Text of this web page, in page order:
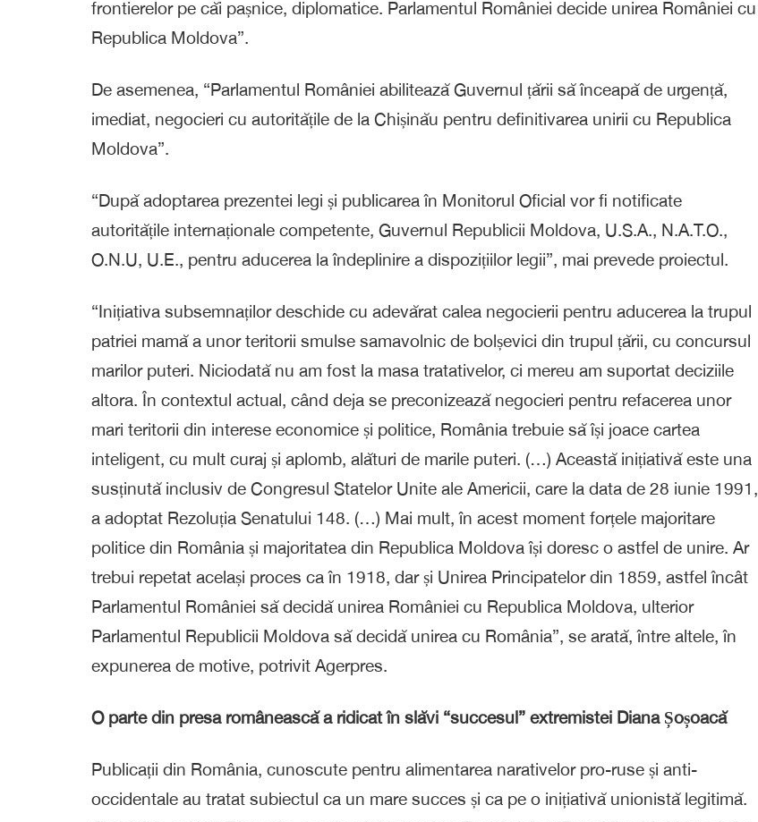
frontierelor pe căi pașnice, diplomatice. Parlamentul României decide unirea României cu
Republica Moldova”.
De asemenea, “Parlamentul României abilitează Guvernul țării să înceapă de urgență,
imediat, negocieri cu autoritățile de la Chișinău pentru definitivarea unirii cu Republica
Moldova”.
“După adoptarea prezentei legi și publicarea în Monitorul Oficial vor fi notificate
autoritățile internaționale competente, Guvernul Republicii Moldova, U.S.A., N.A.T.O.,
O.N.U, U.E., pentru aducerea la îndeplinire a dispozițiilor legii”, mai prevede proiectul.
“Inițiativa subsemnaților deschide cu adevărat calea negocierii pentru aducerea la trupul
patriei mamă a unor teritorii smulse samavolnic de bolșevici din trupul țării, cu concursul
marilor puteri. Niciodată nu am fost la masa tratativelor, ci mereu am suportat deciziile
altora. În contextul actual, când deja se preconizează negocieri pentru refacerea unor
mari teritorii din interese economice și politice, România trebuie să își joace cartea
inteligent, cu mult curaj și aplomb, alături de marile puteri. (…) Această inițiativă este una
susținută inclusiv de Congresul Statelor Unite ale Americii, care la data de 28 iunie 1991,
a adoptat Rezoluția Senatului 148. (…) Mai mult, în acest moment forțele majoritare
politice din România și majoritatea din Republica Moldova își doresc o astfel de unire. Ar
trebui repetat același proces ca în 1918, dar și Unirea Principatelor din 1859, astfel încât
Parlamentul României să decidă unirea României cu Republica Moldova, ulterior
Parlamentul Republicii Moldova să decidă unirea cu România”, se arată, între altele, în
expunerea de motive, potrivit Agerpres.
O parte din presa românească a ridicat în slăvi “succesul” extremistei Diana Șoșoacă
Publicații din România, cunoscute pentru alimentarea narativelor pro-ruse și anti-
occidentale au tratat subiectul ca un mare succes și ca pe o inițiativă unionistă legitimă.